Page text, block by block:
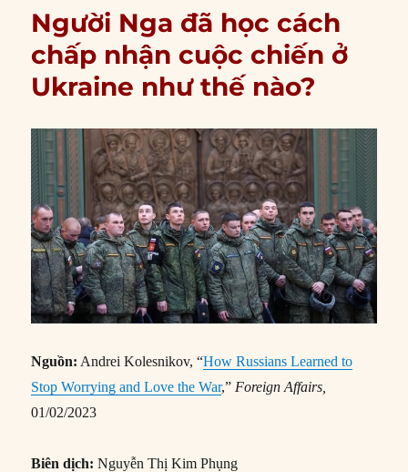
Người Nga đã học cách
chấp nhận cuộc chiến ở
Ukraine như thế nào?
Nguồn: Andrei Kolesnikov, “How Russians Learned to
Stop Worrying and Love the War,” Foreign Affairs,
01/02/2023
Biên dịch: Nguyễn Thị Kim Phụng